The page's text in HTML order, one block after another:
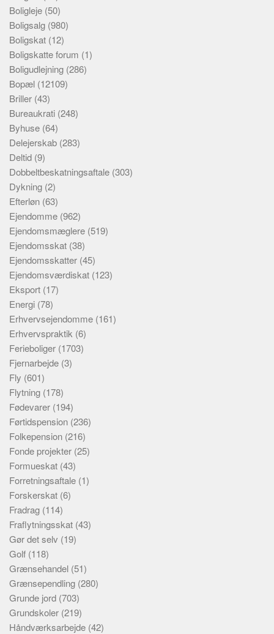
Boligleje (50)
Boligsalg (980)
Boligskat (12)
Boligskatte forum (1)
Boligudlejning (286)
Bopæl (12109)
Briller (43)
Bureaukrati (248)
Byhuse (64)
Delejerskab (283)
Deltid (9)
Dobbeltbeskatningsaftale (303)
Dykning (2)
Efterløn (63)
Ejendomme (962)
Ejendomsmæglere (519)
Ejendomsskat (38)
Ejendomsskatter (45)
Ejendomsværdiskat (123)
Eksport (17)
Energi (78)
Erhvervsejendomme (161)
Erhvervspraktik (6)
Ferieboliger (1703)
Fjernarbejde (3)
Fly (601)
Flytning (178)
Fødevarer (194)
Førtidspension (236)
Folkepension (216)
Fonde projekter (25)
Formueskat (43)
Forretningsaftale (1)
Forskerskat (6)
Fradrag (114)
Fraflytningsskat (43)
Gør det selv (19)
Golf (118)
Grænsehandel (51)
Grænsependling (280)
Grunde jord (703)
Grundskoler (219)
Håndværksarbejde (42)